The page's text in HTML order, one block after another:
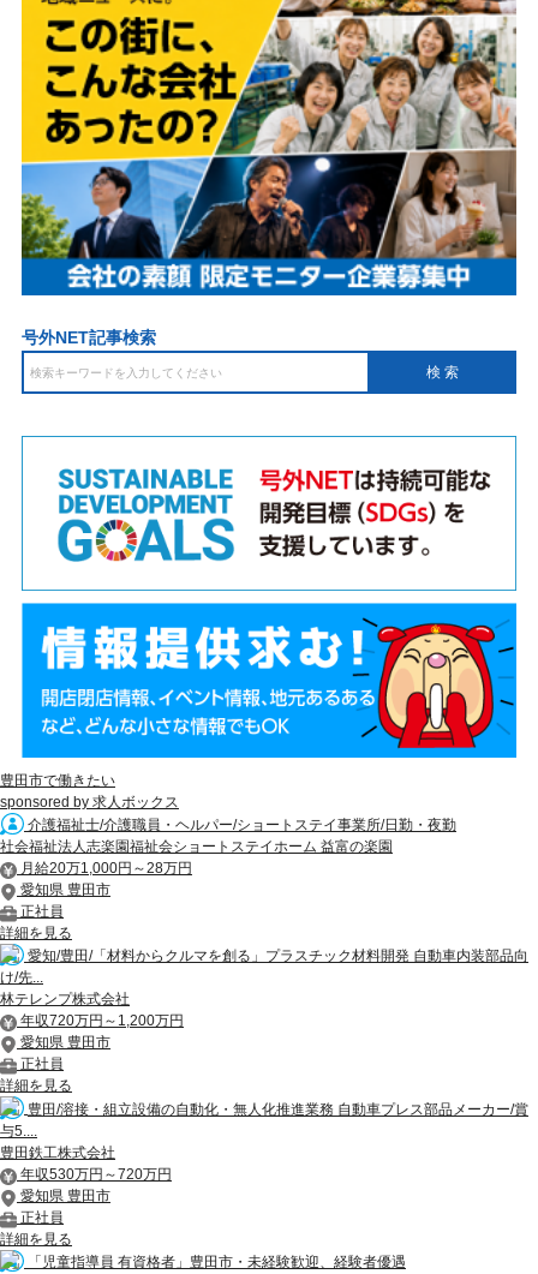
号外NET記事検索
豊田市で働きたい
sponsored by 求人ボックス
介護福祉士/介護職員・ヘルパー/ショートステイ事業所/日勤・夜勤
社会福祉法人志楽園福祉会ショートステイホーム 益富の楽園
月給20万1,000円～28万円
愛知県 豊田市
正社員
詳細を見る
愛知/豊田/「材料からクルマを創る」プラスチック材料開発 自動車内装部品向
け/先...
林テレンプ株式会社
年収720万円～1,200万円
愛知県 豊田市
正社員
詳細を見る
豊田/溶接・組立設備の自動化・無人化推進業務 自動車プレス部品メーカー/賞
与5....
豊田鉄工株式会社
年収530万円～720万円
愛知県 豊田市
正社員
詳細を見る
「児童指導員 有資格者」豊田市・未経験歓迎、経験者優遇